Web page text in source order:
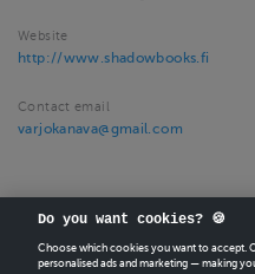
Website
http://www.shadowbooks.fi
Contact email
varjokanava@gmail.com
Do you want cookies? 🍪
Choose which cookies you want to accept.
personalised ads and marketing — making